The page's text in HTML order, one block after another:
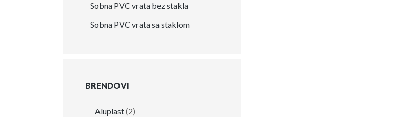
Sobna PVC vrata bez stakla
Sobna PVC vrata sa staklom
BRENDOVI
Aluplast(2)